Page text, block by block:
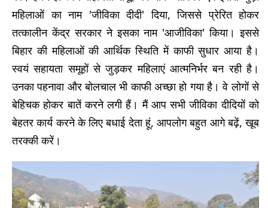
महिलाओं का नाम 'जीविका दीदी' दिया, जिससे प्रेरित होकर
तत्कालीन केंद्र सरकार ने इसका नाम 'आजीविका' किया। इससे
बिहार की महिलाओं की आर्थिक स्थिति में काफी सुधार आया है।
स्वयं सहायता समूहों से जुड़कर महिलाएं आत्मनिर्भर बन रही है।
उनका पहनावा और बोलचाल भी काफी अच्छा हो गया है। वे लोगों से
बेहिचक होकर बातें करने लगी हैं। मैं आप सभी जीविका दीदियों को
बेहतर कार्य करने के लिए बधाई देता हूं, आपलोग बहुत आगे बढ़ें, खूब
तरक्की करें।